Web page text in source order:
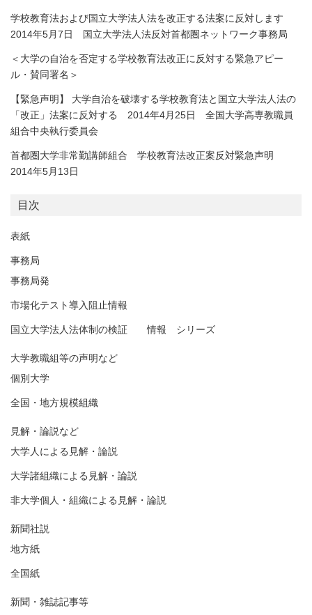
学校教育法および国立大学法人法を改正する法案に反対します
2014年5月7日 国立大学法人法反対首都圏ネットワーク事務局
＜大学の自治を否定する学校教育法改正に反対する緊急アピー
ル・賛同署名＞
【緊急声明】 大学自治を破壊する学校教育法と国立大学法人法の
「改正」法案に反対する 2014年4月25日 全国大学高専教職員
組合中央執行委員会
首都圏大学非常勤講師組合 学校教育法改正案反対緊急声明
2014年5月13日
目次
表紙
事務局
事務局発
市場化テスト導入阻止情報
国立大学法人法体制の検証 情報 シリーズ
大学教職組等の声明など
個別大学
全国・地方規模組織
見解・論説など
大学人による見解・論説
大学諸組織による見解・論説
非大学個人・組織による見解・論説
新聞社説
地方紙
全国紙
新聞・雑誌記事等